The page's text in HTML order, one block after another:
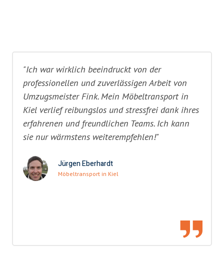
"Ich war wirklich beeindruckt von der
professionellen und zuverlässigen Arbeit von
Umzugsmeister Fink. Mein Möbeltransport in
Kiel verlief reibungslos und stressfrei dank ihres
erfahrenen und freundlichen Teams. Ich kann
sie nur wärmstens weiterempfehlen!"
Jürgen Eberhardt
Möbeltransport in Kiel